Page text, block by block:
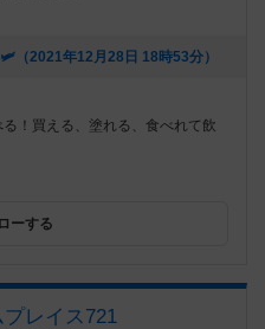
（2021年12月28日 18時53分）
！買える、塗れる、食べれて飲
ーする
レイス721